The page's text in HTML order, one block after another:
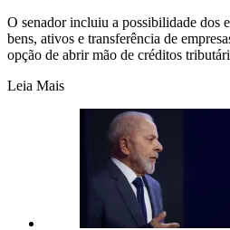
O senador incluiu a possibilidade dos
bens, ativos e transferência de
opção de abrir mão de créditos
Leia Mais